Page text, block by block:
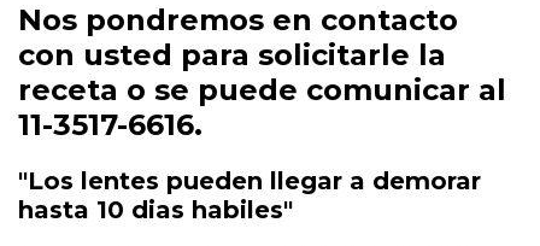
Nos pondremos en contacto
con usted para solicitarle la
receta o se puede comunicar al
11-3517-6616.
"Los lentes pueden llegar a demorar
hasta 10 dias habiles"